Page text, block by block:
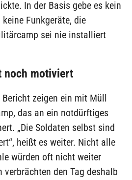
In der Basis gebe es kein
Funkgeräte, die
sei nie installiert
noch motiviert
zeigen ein mit Müll
das an ein notdürftiges
„Die Soldaten selbst sind
heißt es weiter. Nicht alle
würden oft nicht weiter
verbrächten den Tag deshalb